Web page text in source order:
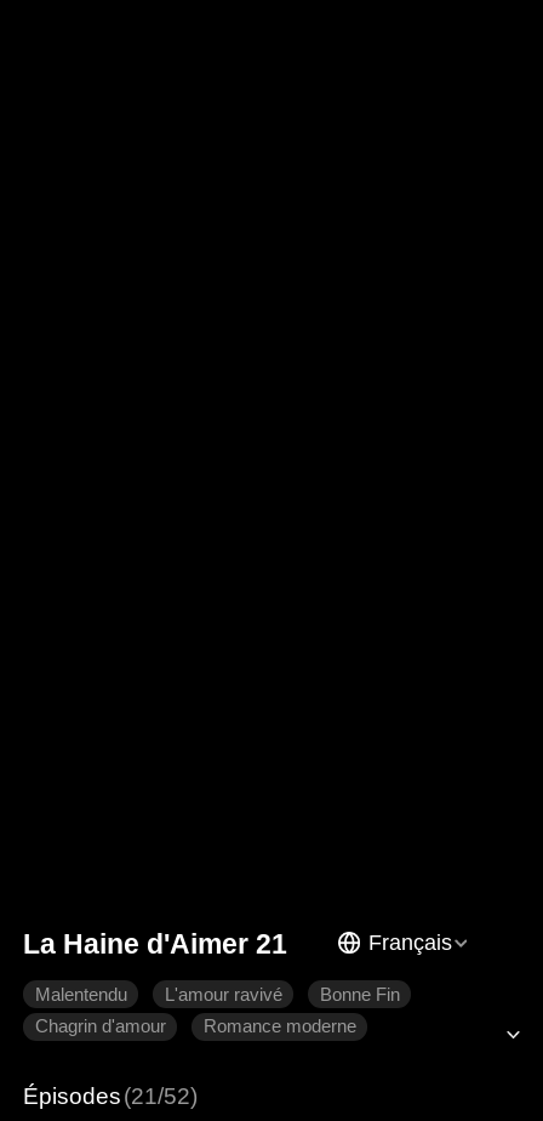
La Haine d'Aimer 21 Français
Malentendu L'amour ravivé
Bonne Fin
Chagrin d'amour
Romance moderne
Épisodes(21/52)